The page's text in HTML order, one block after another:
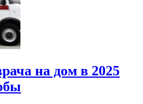
на дом в 2025